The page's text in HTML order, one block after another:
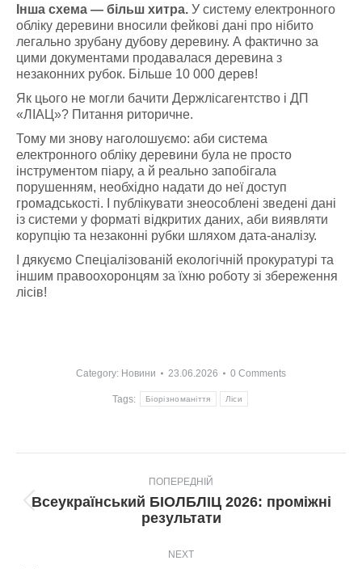
Інша схема — більш хитра. У систему електронного
обліку деревини вносили фейкові дані про нібито
легально зрубану дубову деревину. А фактично за
цими документами продавалася деревина з
незаконних рубок. Більше 10 000 дерев!
Як цього не могли бачити Держлісагентство і ДП
«ЛІАЦ»? Питання риторичне.
Тому ми знову наголошуємо: аби система
електронного обліку деревини була не просто
інструментом піару, а й реально запобігала
порушенням, необхідно надати до неї доступ
громадськості. І публікувати знеособлені зведені дані
із системи у форматі відкритих даних, аби виявляти
корупцію та незаконні рубки шляхом дата-аналізу.
І дякуємо Спеціалізованій екологічній прокуратурі та
іншим правоохоронцям за їхню роботу зі збереження
лісів!
Category: Новини 23.06.2026 0 Comments
Tags: Біорізноманіття Ліси
navigation
ПОПЕРЕДНІЙ
Попередній
пост:
Всеукраїнський БІОЛБЛІЦ 2026: проміжні
результати
NEXT